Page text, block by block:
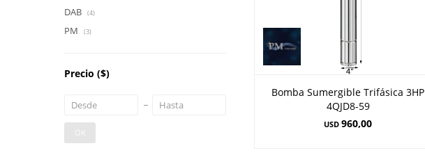
Bomba Sumergible Trifásica 3HP
4QJD8-59
USD 960,00
DAB (4)
PM (3)
Precio ($)
OK